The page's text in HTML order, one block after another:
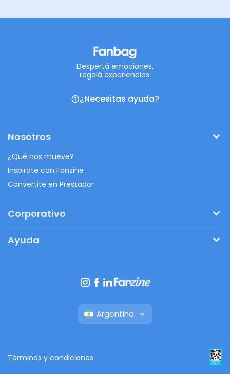
Despertá emociones,
regalá experiencias.
¿Necesitas ayuda?
Nosotros
¿Qué nos mueve?
Inspirate con Fanzine
Convertite en Prestador
Corporativo
Regalos originales
Ayuda
Botón de arrepentimiento
Argentina
Términos y condiciones